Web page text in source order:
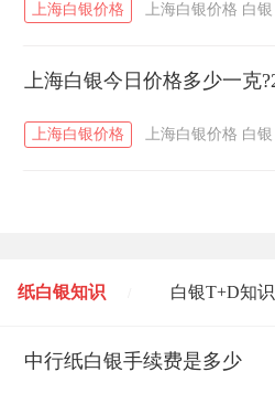
上海白银价格 上海白银价格 白银
上海白银今日价格多少一克
上海白银价格 上海白银价格 白银
纸白银知识 白银T+D知识
黄金T+D知识 / 粤贵银知识
中行纸白银手续费是多少